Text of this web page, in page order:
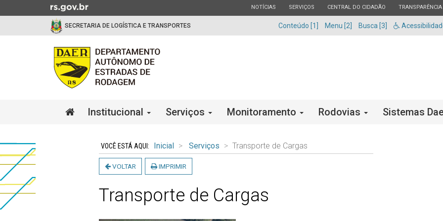
para
ESTADO
NOTÍCIAS ESTADO
SERVIÇOS ESTADO
CENTRAL DO CIDADÃO ESTADO
TRANSPARÊNCIA
SECRETARIA DE LOGÍSTICA E TRANSPORTES Conteúdo [1] Menu [2] Busca [3]
Institucional Serviços Monitoramento Rodovias Sistemas
do
conteúdo
Inicial Serviços Transporte de Cargas
VOLTAR IMPRIMIR
Transporte de Cargas